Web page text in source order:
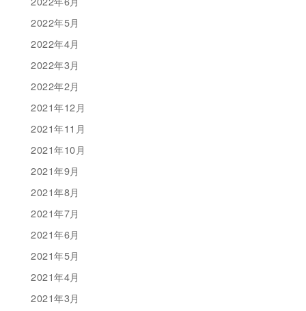
2022年5月
2022年4月
2022年3月
2022年2月
2021年12月
2021年11月
2021年10月
2021年9月
2021年8月
2021年7月
2021年6月
2021年5月
2021年4月
2021年3月